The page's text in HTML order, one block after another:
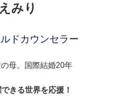
みり
ドカウンセラー
母。国際結婚20年
きる世界を応援！